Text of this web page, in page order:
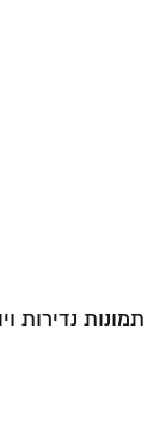
תמונות נדירות